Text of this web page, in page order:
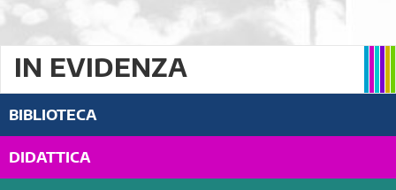
IN EVIDENZA
BIBLIOTECA
DIDATTICA